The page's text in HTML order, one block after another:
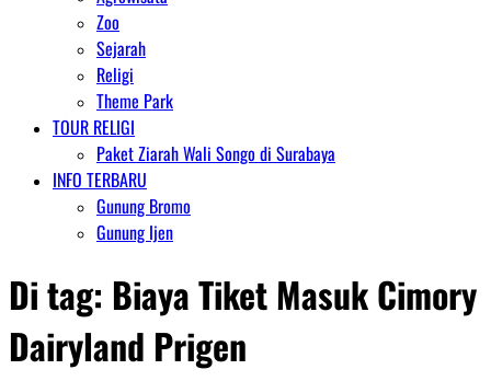
Zoo
Sejarah
Religi
Theme Park
TOUR RELIGI
Paket Ziarah Wali Songo di Surabaya
INFO TERBARU
Gunung Bromo
Gunung Ijen
Di tag: Biaya Tiket Masuk Cimory
Dairyland Prigen